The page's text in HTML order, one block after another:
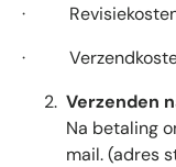
·
·
Verzenden
Na betaling
mail. (adres